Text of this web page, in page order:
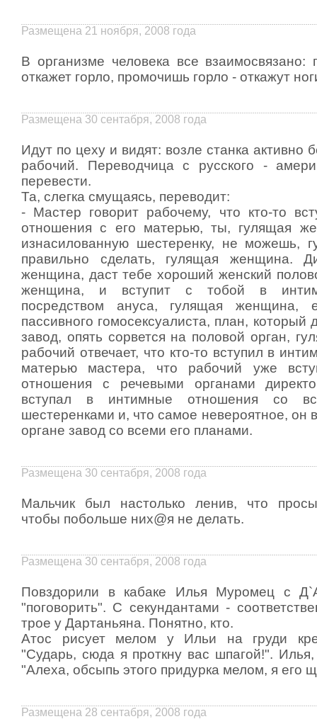
Размещена 21 ноября, 2008 года
В организме человека все
откажет горло, промочишь горло - откажут
Размещена 30 сентабря, 2008 года
Идут по цеху и видят: возле станка активно
рабочий. Переводчица с русского -
перевести.
Та, слегка смущаясь, переводит:
- Мастер говорит рабочему, что кто-то
отношения с его матерью, ты, гулящая
изнасилованную шестеренку, не можешь,
правильно сделать, гулящая женщина.
женщина, даст тебе хороший женский
женщина, и вступит с тобой в
посредством ануса, гулящая женщина,
пассивного гомосексуалиста, план, который
завод, опять сорвется на половой орган,
рабочий отвечает, что кто-то вступил в
матерью мастера, что рабочий уже
отношения с речевыми органами
вступал в интимные отношения со
шестеренками и, что самое невероятное, он
органе завод со всеми его планами.
Размещена 30 сентабря, 2008 года
Мальчик был настолько ленив, что
чтобы побольше них@я не делать.
Размещена 30 сентабря, 2008 года
Повздорили в кабаке Илья Муромец с
"поговорить". С секундантами -
трое у Дартаньяна. Понятно, кто.
Атос рисует мелом у Ильи на груди
"Сударь, сюда я проткну вас шпагой!". Илья,
"Алеха, обсыпь этого придурка мелом, я его
Размещена 28 сентабря, 2008 года